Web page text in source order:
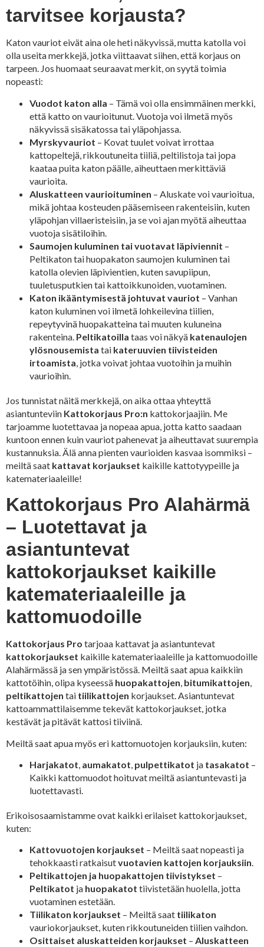
tarvitsee korjausta?
Katon vauriot eivät aina ole heti näkyvissä, mutta katolla voi
olla useita merkkejä, jotka viittaavat siihen, että korjaus on
tarpeen. Jos huomaat seuraavat merkit, on syytä toimia
nopeasti:
Vuodot katon alla – Tämä voi olla ensimmäinen merkki,
että katto on vaurioitunut. Vuotoja voi ilmetä myös
näkyvissä sisäkatossa tai yläpohjassa.
Myrskyvauriot – Kovat tuulet voivat irrottaa
kattopeltejä, rikkoutuneita tiiliä, peltilistoja tai jopa
kaataa puita katon päälle, aiheuttaen merkittäviä
vaurioita.
Aluskatteen vaurioituminen – Aluskate voi vaurioitua,
mikä johtaa kosteuden pääsemiseen rakenteisiin, kuten
yläpohjan villaeristeisiin, ja se voi ajan myötä aiheuttaa
vuotoja sisätiloihin.
Saumojen kuluminen tai vuotavat läpiviennit –
Peltikaton tai huopakaton saumojen kuluminen tai
katolla olevien läpivientien, kuten savupiipun,
tuuletusputkien tai kattoikkunoiden, vuotaminen.
Katon ikääntymisestä johtuvat vauriot – Vanhan
katon kuluminen voi ilmetä lohkeilevina tiilien,
repeytyvinä huopakatteina tai muuten kuluneina
rakenteina. Peltikatoilla taas voi näkyä katenaulojen
ylösnousemista tai kateruuvien tiivisteiden
irtoamista, jotka voivat johtaa vuotoihin ja muihin
vaurioihin.
Jos tunnistat näitä merkkejä, on aika ottaa yhteyttä
asiantunteviin Kattokorjaus Pro:n kattokorjaajiin. Me
tarjoamme luotettavaa ja nopeaa apua, jotta katto saadaan
kuntoon ennen kuin vauriot pahenevat ja aiheuttavat suurempia
kustannuksia. Älä anna pienten vaurioiden kasvaa isommiksi –
meiltä saat kattavat korjaukset kaikille kattotyypeille ja
katemateriaaleille!
Kattokorjaus Pro Alahärmä
– Luotettavat ja
asiantuntevat
kattokorjaukset kaikille
katemateriaaleille ja
kattomuodoille
Kattokorjaus Pro tarjoaa kattavat ja asiantuntevat
kattokorjaukset kaikille katemateriaaleille ja kattomuodoille
Alahärmässä ja sen ympäristössä. Meiltä saat apua kaikkiin
kattotöihin, olipa kyseessä huopakattojen, bitumikattojen,
peltikattojen tai tiilikattojen korjaukset. Asiantuntevat
kattoammattilaisemme tekevät kattokorjaukset, jotka
kestävät ja pitävät kattosi tiiviinä.
Meiltä saat apua myös eri kattomuotojen korjauksiin, kuten:
Harjakatot, aumakatot, pulpettikatot ja tasakatot –
Kaikki kattomuodot hoituvat meiltä asiantuntevasti ja
luotettavasti.
Erikoisosaamistamme ovat kaikki erilaiset kattokorjaukset,
kuten:
Kattovuotojen korjaukset – Meiltä saat nopeasti ja
tehokkaasti ratkaisutvuotavien kattojen korjauksiin.
Peltikattojen ja huopakattojen tiivistykset –
Peltikatot ja huopakatot tiivistetään huolella, jotta
vuotaminen estetään.
Tiilikaton korjaukset – Meiltä saat tiilikaton
vauriokorjaukset, kuten rikkoutuneiden tiilien vaihdon.
Osittaiset aluskatteiden korjaukset – Aluskatteen